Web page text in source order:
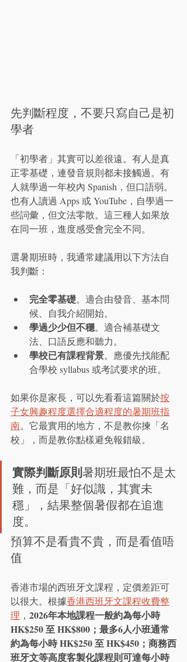
先判斷程度，不要只寫自己是初
學者
「初學者」其實可以差很遠。有人是真
正零基礎，連發音規則都未接觸過。有
人就學過一年校內 Spanish，但口語弱。
也有人讀過 Apps 或 YouTube，自學過一
些詞彙，但文法零散。這三種人如果放
在同一班，進度感受會完全不同。
選暑期班時，我通常建議用以下方法自
我判斷：
完全零基礎。適合由發音、基本問
候、自我介紹開始。
學過少少但不穩。適合補基礎文
法、口語反應和聽力。
學校已有課程背景。應優先找能配
合學校 syllabus 或考試要求的班。
如果你是家長，可以先看看這篇關於按
子女興趣程度選擇合適程度的暑期班指
南。它最實用的地方，不是教你揀「名
校」，而是教你點樣避免報錯級。
實際判斷原則暑期班最怕不是太
難，而是「好似識，其實未
穩」，結果整個暑假都在追進
度。
預算不是看貴不貴，而是看值唔
值
香港市場的西班牙文課程，定價差距可
以很大。根據香港西班牙文課程收費整
理 ， 2026年本地課程一般約為每小時
HK$250 至 HK$800；最多6人小班通常
約為每小時 HK$250 至 HK$450；商務西
班牙文等高度客製化課程則可達每小時